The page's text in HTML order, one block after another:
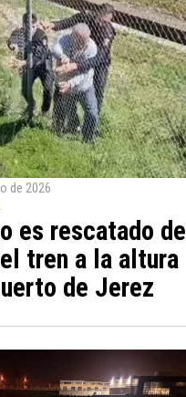
de 2026
es rescatado de
tren a la altura
de Jerez